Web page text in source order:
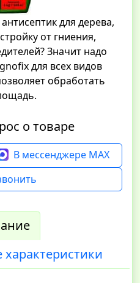
для дерева,
от гниения,
Значит надо
для всех видов
обработать
о товаре
В мессенджере MAX